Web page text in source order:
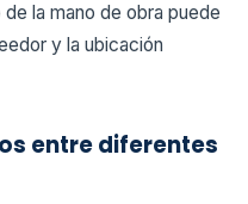
de la mano de obra puede
y la ubicación
entre diferentes